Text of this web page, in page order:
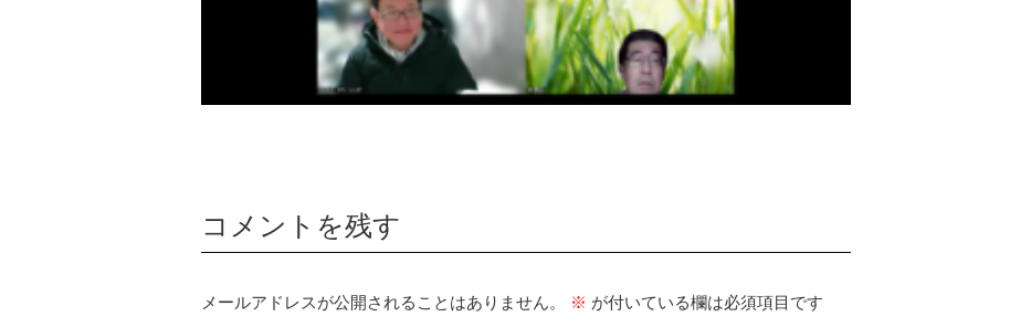
コメントを残す
メールアドレスが公開されることはありません。 ※ が付いている欄は必須項目です